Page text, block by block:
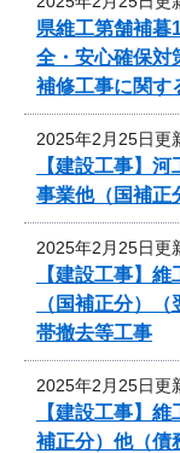
県維工第舗補
全・安心確保
補修工事に関す
2025年2月25日更
【建設工事】
事業他（国補正
2025年2月25日更
【建設工事】
（国補正分）
帯撤去等工事
2025年2月25日更
【建設工事】
補正分）他（債